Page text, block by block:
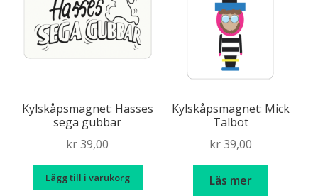
Artemis Hobbyhorses
Svenska uttryck
Älskade hund
Gunde Svan som ursprungsamerikan
Kylskåpsmagnet: Hasses
sega gubbar
kr39,00
Lägg till i varukorg
Kylskåpsmagnet: Mick
Talbot
kr39,00
Läs mer